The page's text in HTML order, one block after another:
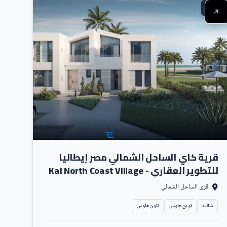
بتسليم الوحدات في الموعد
منها.
كما اهتمت بتوفير اسعار
لضمان راحة العميل.
الأوسط، كما حرصت الشركة على
تتحملها الشركة تجاه عملائها
ساحلي
قرية كاي الساحل الشمالي مصر إيطاليا
للتطوير العقاري - Kai North Coast Village
قرى الساحل الشمالي
شاليه توين هاوس تاون هاوس